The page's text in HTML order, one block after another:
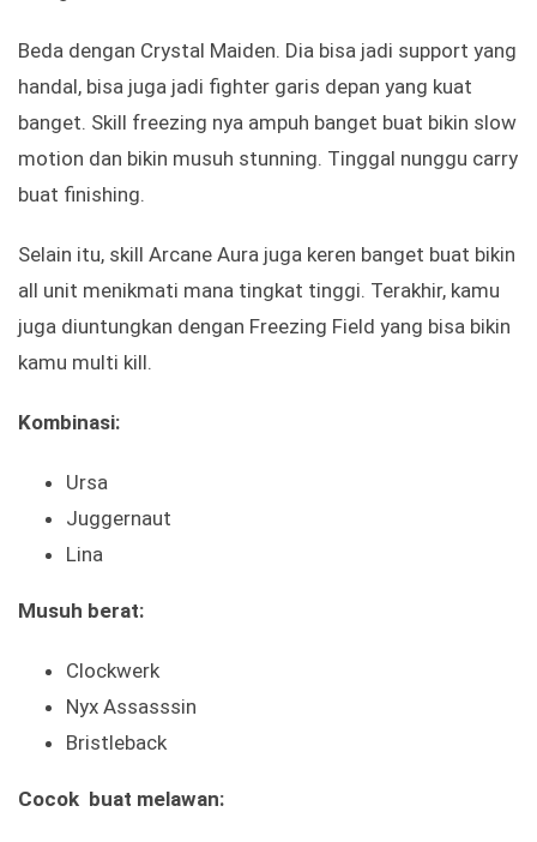
Beda dengan Crystal Maiden. Dia bisa jadi support yang
handal, bisa juga jadi fighter garis depan yang kuat
banget. Skill freezing nya ampuh banget buat bikin slow
motion dan bikin musuh stunning. Tinggal nunggu carry
buat finishing.
Selain itu, skill Arcane Aura juga keren banget buat bikin
all unit menikmati mana tingkat tinggi. Terakhir, kamu
juga diuntungkan dengan Freezing Field yang bisa bikin
kamu multi kill.
Kombinasi:
Ursa
Juggernaut
Lina
Musuh berat:
Clockwerk
Nyx Assasssin
Bristleback
Cocok buat melawan: